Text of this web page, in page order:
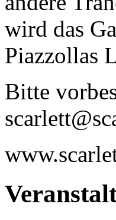
wird das
Piazzollas
Bitte